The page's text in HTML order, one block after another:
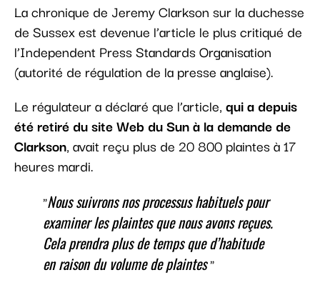
La chronique de Jeremy Clarkson sur la duchesse
de Sussex est devenue l’article le plus critiqué de
l’Independent Press Standards Organisation
(autorité de régulation de la presse anglaise).
Le régulateur a déclaré que l’article, qui a depuis
été retiré du site Web du Sun à la demande de
Clarkson, avait reçu plus de 20 800 plaintes à 17
heures mardi.
Nous suivrons nos processus habituels pour
examiner les plaintes que nous avons reçues.
Cela prendra plus de temps que d’habitude
en raison du volume de plaintes